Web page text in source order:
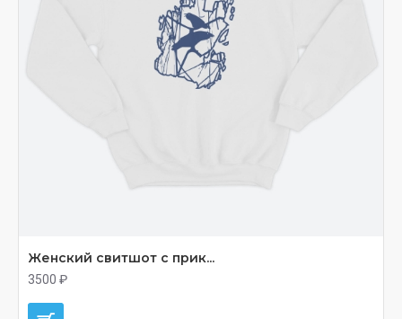
Женский свитшот с прик...
3500 ₽